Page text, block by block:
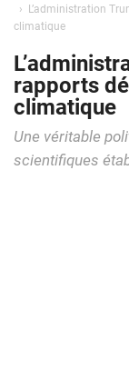
L’administration
climatique
rapports
climatique
Une véritable
scientifiques